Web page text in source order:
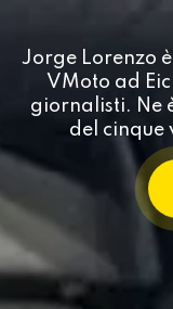
Jorge Lorenzo
VMoto ad
giornalisti. Ne
del cinque